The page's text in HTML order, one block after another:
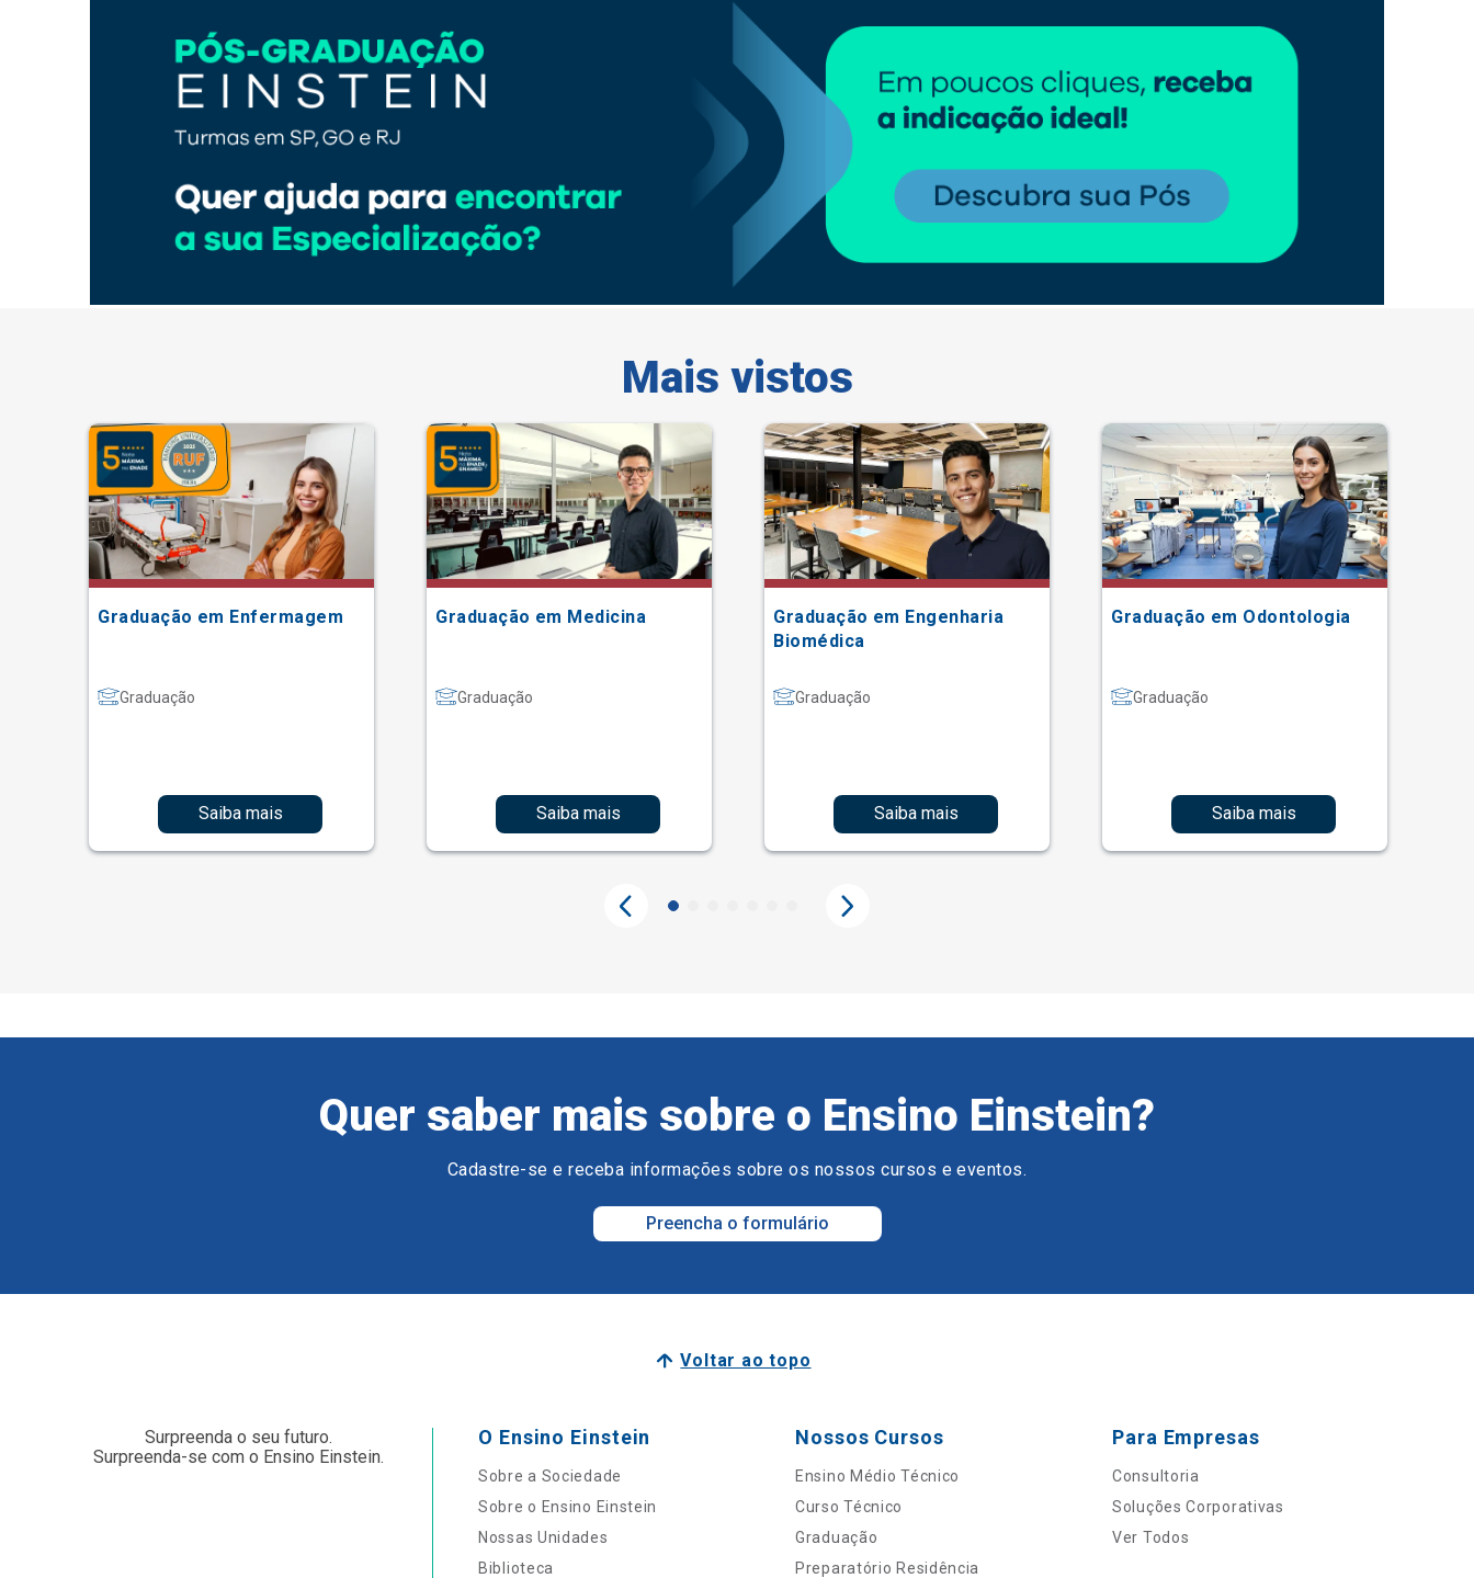
Mais vistos
Graduação em Enfermagem
Graduação
Saiba mais
Graduação em Medicina
Graduação
Saiba mais
Graduação em Engenharia
Biomédica
Graduação
Saiba mais
Graduação em Odontologia
Graduação
Saiba mais
Quer saber mais sobre o Ensino Einstein?
Cadastre-se e receba informações sobre os nossos cursos e eventos.
Preencha o formulário
Voltar ao topo
Surpreenda o seu futuro.
Surpreenda-se com o Ensino Einstein.
O Ensino Einstein
Sobre a Sociedade
Sobre o Ensino Einstein
Nossas Unidades
Biblioteca
Nossos Cursos
Ensino Médio Técnico
Curso Técnico
Graduação
Preparatório Residência
Para Empresas
Consultoria
Soluções Corporativas
Ver Todos